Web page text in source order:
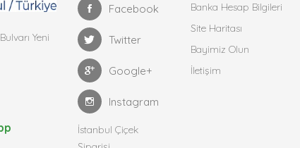
Yeni
Facebook
Twitter
Google+
Instagram
İstanbul Çiçek
Banka Hesap Bilgileri
Site Haritası
Bayimiz Olun
İletişim